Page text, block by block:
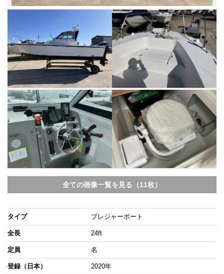
全ての画像一覧を見る（11枚）
タイプ プレジャーボート
全長 24ft
定員 名
登録（日本） 2020年